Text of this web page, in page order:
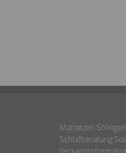
Matratzen Solingen
Schlafberatung